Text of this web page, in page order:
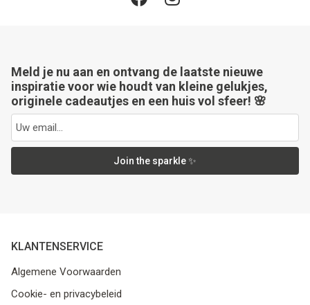
Meld je nu aan en ontvang de laatste nieuwe
inspiratie voor wie houdt van kleine gelukjes,
originele cadeautjes en een huis vol sfeer! 🌸
Join the sparkle ✨
KLANTENSERVICE
Algemene Voorwaarden
Cookie- en privacybeleid